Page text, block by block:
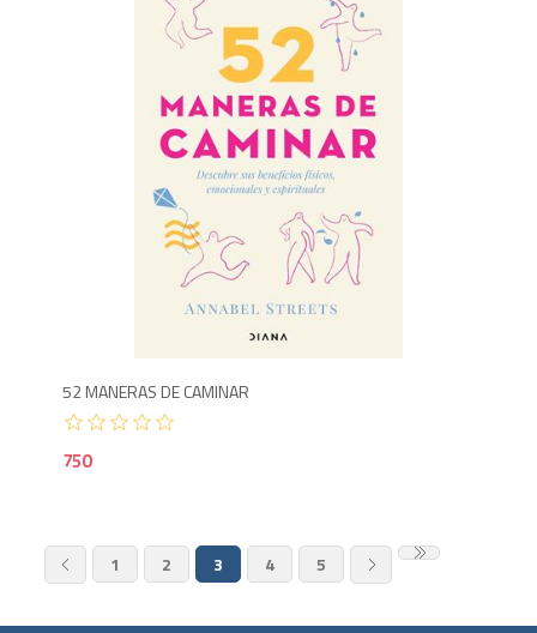
52 MANERAS DE CAMINAR
750
1 2 3 4 5